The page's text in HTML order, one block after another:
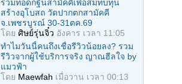
ร่วมทอดกฐินสามัคคีเพื่อสมทบทุน
สร้างอุโบสถ วัดปากตกสามัคคี
จ.เพชรบูรณ์ 30-31ตค.69
โดย ศิษย์รุ่นจิ๋ว อังคาร เวลา 11:05
ทำไมวันนี้คนถึงเชื่อรีวิวน้อยลง? รวม
รีวิวจากผู้ใช้บริการจริง ญาณฮีลใจ by
แมวฟ้า
โดย Maewfah เมื่อวาน เวลา 00:13